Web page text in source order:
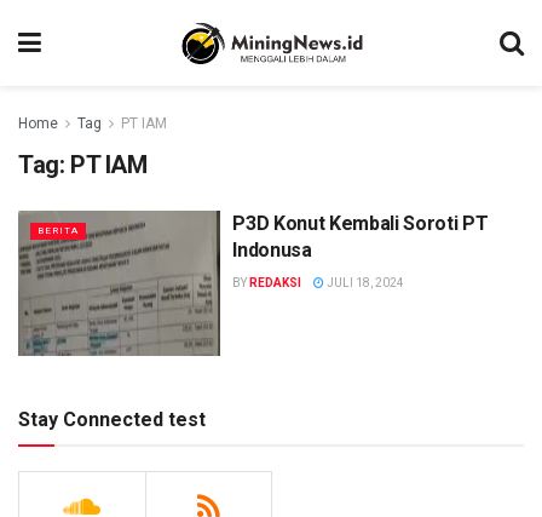
Home Tag PT IAM
Tag: PT IAM
BERITA
P3D Konut Kembali Soroti PT
Indonusa
BY REDAKSI JULI 18, 2024
Stay Connected test